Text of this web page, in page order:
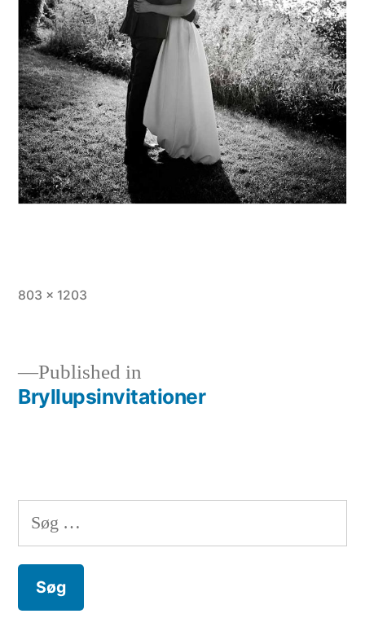
Full
803 × 1203
Indlægsnavigation
Published in
Bryllupsinvitationer
Søg
efter: